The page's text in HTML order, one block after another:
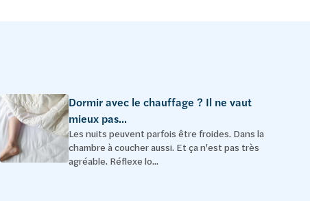
Dormir avec le chauffage ? Il ne vaut
mieux pas...
Les nuits peuvent parfois être froides. Dans la
chambre à coucher aussi. Et ça n'est pas très
agréable. Réflexe lo...